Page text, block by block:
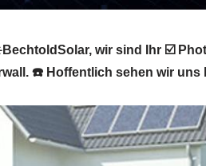
wir sind Ihr ☑️
☎️ Hoffentlich sehen wir uns